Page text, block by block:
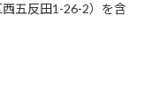
五反田1-26-2）を含